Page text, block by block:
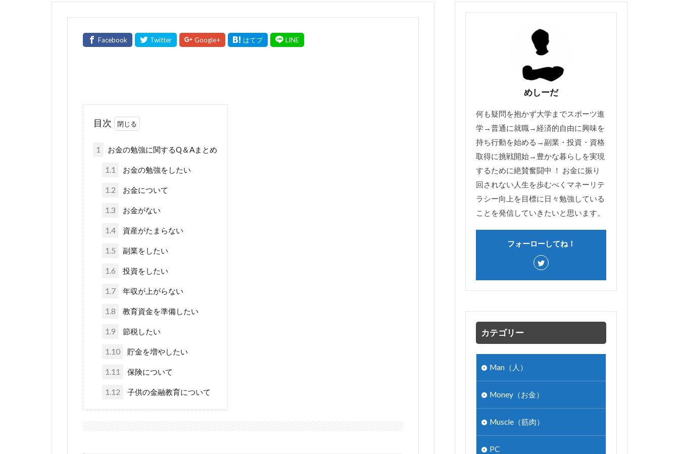
目次
1 お金の勉強に関するQ＆Aまとめ
1.1 お金の勉強をしたい
1.2 お金について
1.3 お金がない
1.4 資産がたまらない
1.5 副業をしたい
1.6 投資をしたい
1.7 年収が上がらない
1.8 教育資金を準備したい
1.9 節税したい
1.10 貯金を増やしたい
1.11 保険について
1.12 子供の金融教育について
めしーだ
何も疑問を抱かず大学までスポーツ進
学→普通に就職→経済的自由に興味を
持ち行動を始める→副業・投資・資格
取得に挑戦開始→豊かな暮らしを実現
するために絶賛奮闘中 ！ お金に振り
回されない人生を歩むべくマネーリテ
ラシー向上を目標に日々勉強している
ことを発信していきたいと思います。
フォーローしてね！
カテゴリー
Man（人）
Money（お金）
Muscle（筋肉）
PC